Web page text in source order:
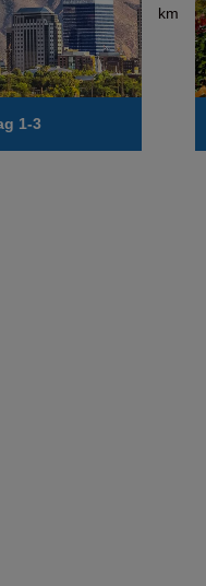
1-3
km